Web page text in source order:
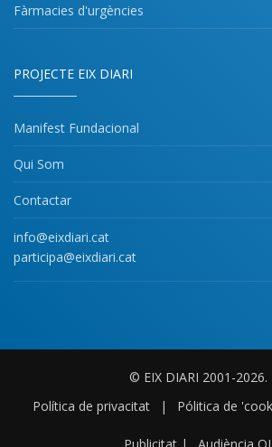
Fàrmacies d'urgències
PROJECTE EIX DIARI
Manifest Fundacional
Qui Som
Contactar
info@eixdiari.cat
participa@eixdiari.cat
© EIX DIARI 2001-2026.
Política de privacitat
| Pólitica de